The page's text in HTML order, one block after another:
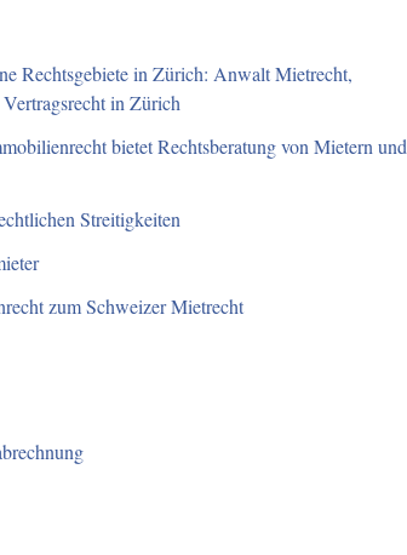
Rechtsgebiete in Zürich: Anwalt Mietrecht,
in Zürich
bietet Rechtsberatung von Mietern und
Streitigkeiten
zum Schweizer Mietrecht